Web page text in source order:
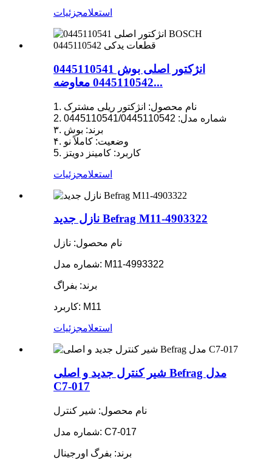
استعلامجزئیات
انژکتور اصلی بوش 0445110541
0445110542 معاوضه...
1. نام محصول: انژکتور ریلی مشترک
2. شماره مدل: 0445110541/0445110542
۳. برند: بوش
۴. وضعیت: کاملاً نو
5. کاربرد: کامینز دویتز
استعلامجزئیات
نازل جدید Befrag M11-4903322
نام محصول: نازل
شماره مدل: M11-4993322
برند: بفراگ
کاربرد: M11
استعلامجزئیات
شیر کنترل جدید و اصلی Befrag مدل
C7-017
نام محصول: شیر کنترل
شماره مدل: C7-017
برند: بفرگ اورجینال